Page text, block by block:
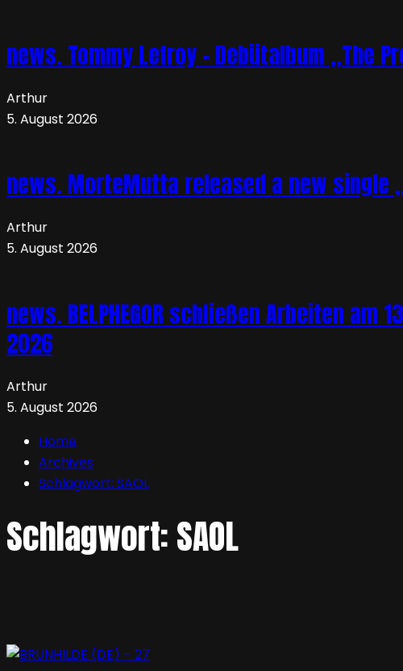
news. Tommy Lefroy – Debütalbum „The
Arthur
5. August 2026
news. MorteMutta released a new single
Arthur
5. August 2026
news. BELPHEGOR schließen Arbeiten
2026
Arthur
5. August 2026
Home
Archives
Schlagwort: SAOL
Schlagwort:SAOL